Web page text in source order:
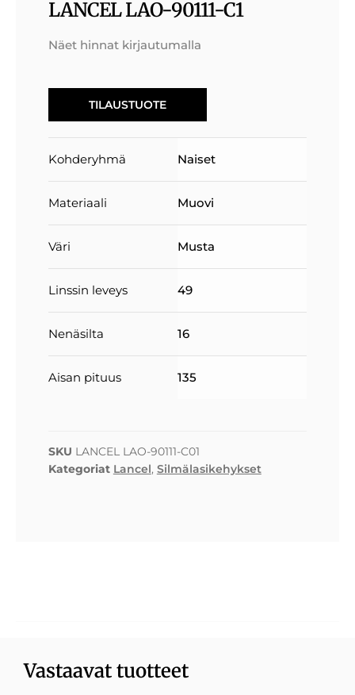
LANCEL LAO-90111-C1
Näet hinnat kirjautumalla
TILAUSTUOTE
Kohderyhmä Naiset
Materiaali Muovi
Väri Musta
Linssin leveys 49
Nenäsilta 16
Aisan pituus 135
SKU LANCEL LAO-90111-C01
Kategoriat Lancel, Silmälasikehykset
Vastaavat tuotteet